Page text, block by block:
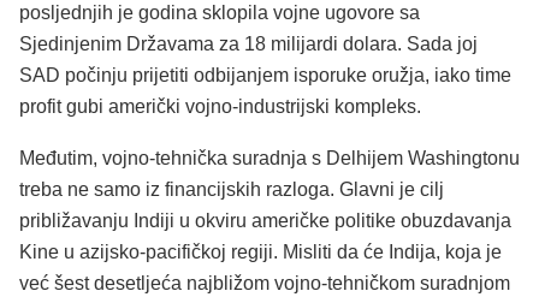
posljednjih je godina sklopila vojne ugovore sa
Sjedinjenim Državama za 18 milijardi dolara. Sada joj
SAD počinju prijetiti odbijanjem isporuke oružja, iako time
profit gubi američki vojno-industrijski kompleks.
Međutim, vojno-tehnička suradnja s Delhijem Washingtonu
treba ne samo iz financijskih razloga. Glavni je cilj
približavanju Indiji u okviru američke politike obuzdavanja
Kine u azijsko-pacifičkoj regiji. Misliti da će Indija, koja je
već šest desetljeća najbližom vojno-tehničkom suradnjom